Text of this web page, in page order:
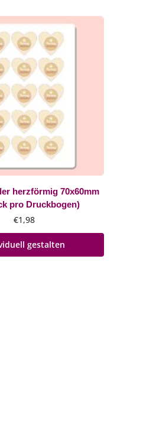
herzförmig 70x60mm
pro Druckbogen)
€1,98
gestalten